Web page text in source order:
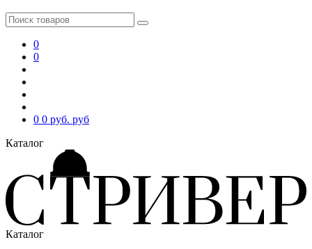
0
0
0 0 руб. руб
Каталог
Каталог